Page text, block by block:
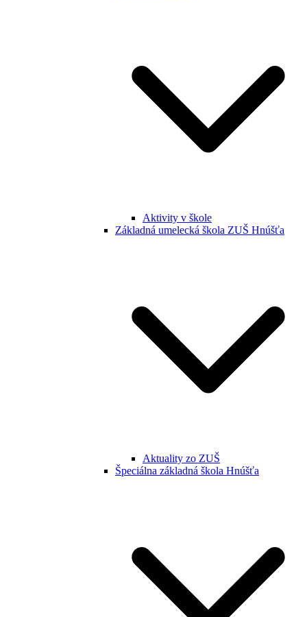
Aktivity v škole
Základná umelecká škola ZUŠ Hnúšťa
Aktuality zo ZUŠ
Špeciálna základná škola Hnúšťa